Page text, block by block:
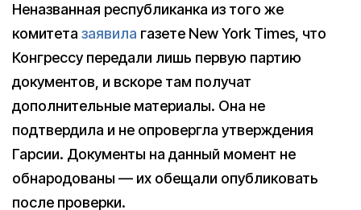
Неназванная республиканка из того же
комитета заявила газете New York Times, что
Конгрессу передали лишь первую партию
документов, и вскоре там получат
дополнительные материалы. Она не
подтвердила и не опровергла утверждения
Гарсии. Документы на данный момент не
обнародованы — их обещали опубликовать
после проверки.